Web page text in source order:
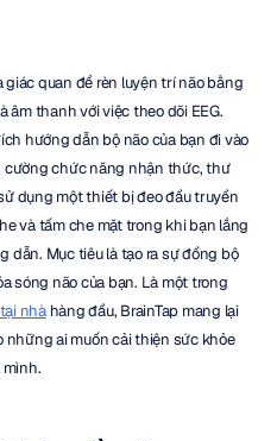
quan để rèn luyện trí não bằng
thanh với việc theo dõi EEG.
hướng dẫn bộ não của bạn đi vào
cường chức năng nhận thức, thư
dụng một thiết bị đeo đầu truyền
và tấm che mặt trong khi bạn lắng
dẫn. Mục tiêu là tạo ra sự đồng bộ
sóng não của bạn. Là một trong
nhà hàng đầu, BrainTap mang lại
những ai muốn cải thiện sức khỏe